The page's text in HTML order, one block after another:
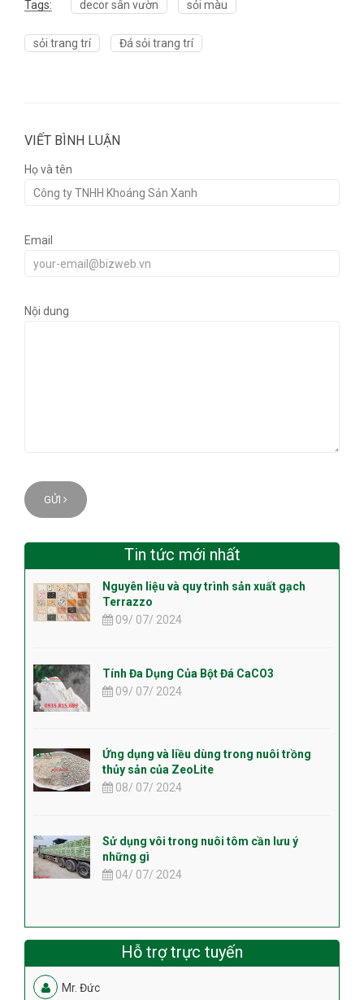
Tags: decor sân vườn sỏi màu
sỏi trang trí Đá sỏi trang trí
VIẾT BÌNH LUẬN
Họ và tên
Email
Nội dung
GỬI
Tin tức mới nhất
Nguyên liệu và quy trình sản xuất gạch
Terrazzo
09/ 07/ 2024
Tính Đa Dụng Của Bột Đá CaCO3
09/ 07/ 2024
Ứng dụng và liều dùng trong nuôi trồng
thủy sản của ZeoLite
08/ 07/ 2024
Sử dụng vôi trong nuôi tôm cần lưu ý
những gì
04/ 07/ 2024
Hỗ trợ trực tuyến
Mr. Đức